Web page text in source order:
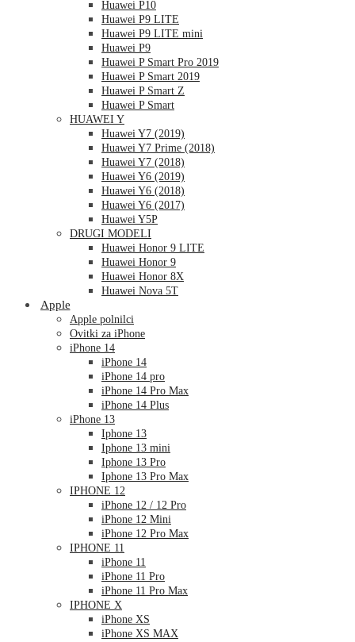
Huawei P10
Huawei P9 LITE
Huawei P9 LITE mini
Huawei P9
Huawei P Smart Pro 2019
Huawei P Smart 2019
Huawei P Smart Z
Huawei P Smart
HUAWEI Y
Huawei Y7 (2019)
Huawei Y7 Prime (2018)
Huawei Y7 (2018)
Huawei Y6 (2019)
Huawei Y6 (2018)
Huawei Y6 (2017)
Huawei Y5P
DRUGI MODELI
Huawei Honor 9 LITE
Huawei Honor 9
Huawei Honor 8X
Huawei Nova 5T
Apple
Apple polnilci
Ovitki za iPhone
iPhone 14
iPhone 14
iPhone 14 pro
iPhone 14 Pro Max
iPhone 14 Plus
iPhone 13
Iphone 13
Iphone 13 mini
Iphone 13 Pro
Iphone 13 Pro Max
IPHONE 12
iPhone 12 / 12 Pro
iPhone 12 Mini
iPhone 12 Pro Max
IPHONE 11
iPhone 11
iPhone 11 Pro
iPhone 11 Pro Max
IPHONE X
iPhone XS
iPhone XS MAX